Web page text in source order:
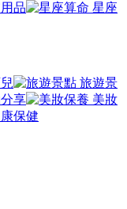
品
星座
旅遊景
享
美妝
保健